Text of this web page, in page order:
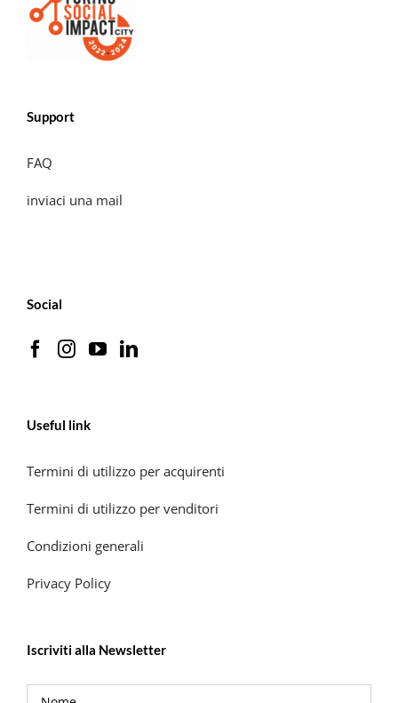
Support
FAQ
inviaci una mail
Social
Useful link
Termini di utilizzo per acquirenti
Termini di utilizzo per venditori
Condizioni generali
Privacy Policy
Iscriviti alla Newsletter